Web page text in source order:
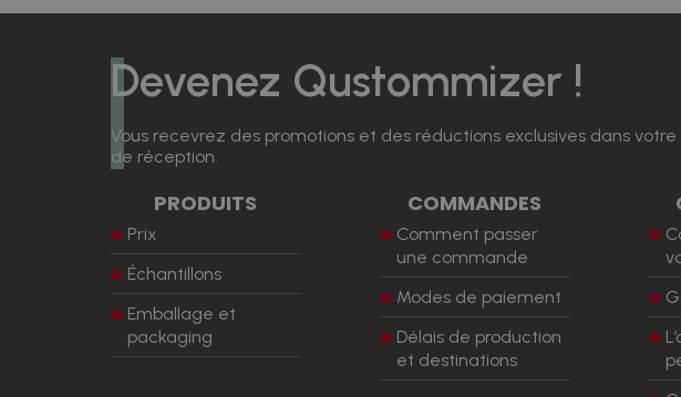
Devenez Qustommizer !
Vous recevrez des promotions et des réductions exclusives dans votre
de réception.
PRODUITS
Prix
Échantillons
Emballage et
packaging
COMMANDES
Comment passer
une commande
Modes de paiement
Délais de production
et destinations